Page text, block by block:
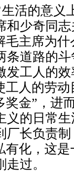
活的意义
少奇同
毛主席为
条道路的
发工人的
工人的劳
奖金”，进
义的日常
厂长负责
有化，这
过。